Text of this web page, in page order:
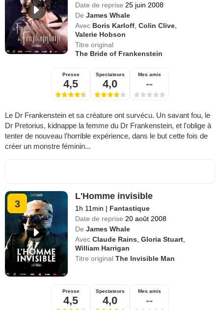
Date de reprise 25 juin 2008
De James Whale
Avec Boris Karloff ,Colin Clive
Valerie Hobson
Titre original
The Bride of Frankenstein
Presse
4,5
Spectateurs
4,0
Mes amis
--
Le Dr Frankenstein et sa créature ont survécu. Un savant fou, le
Dr Pretorius, kidnappe la femme du Dr Frankenstein, et l'oblige à
tenter de nouveau l'horrible expérience, dans le but cette fois de
créer un monstre féminin...
3
L'Homme invisible
1h 11min | Fantastique
Date de reprise 20 août 2008
De James Whale
Avec Claude Rains ,Gloria Stuart
William Harrigan
Titre originalThe Invisible Man
Presse
4,5
Spectateurs
4,0
Mes amis
--